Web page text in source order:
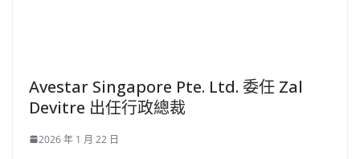
Avestar Singapore Pte. Ltd. 委任 Zal
Devitre 出任行政總裁
2026 年 1 月 22 日